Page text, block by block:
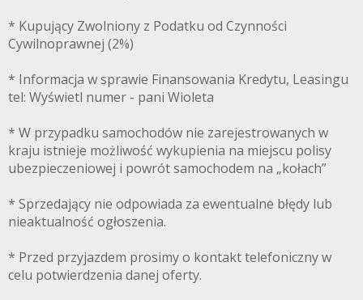
* Kupujący Zwolniony z Podatku od Czynności
Cywilnoprawnej (2%)
* Informacja w sprawie Finansowania Kredytu, Leasingu
tel: Wyświetl numer - pani Wioleta
* W przypadku samochodów nie zarejestrowanych w
kraju istnieje możliwość wykupienia na miejscu polisy
ubezpieczeniowej i powrót samochodem na „kołach”
* Sprzedający nie odpowiada za ewentualne błędy lub
nieaktualność ogłoszenia.
* Przed przyjazdem prosimy o kontakt telefoniczny w
celu potwierdzenia danej oferty.